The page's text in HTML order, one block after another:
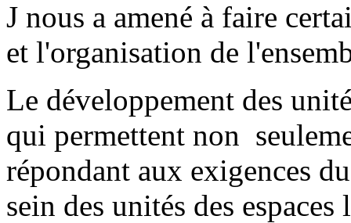
J nous a amené à faire
et l'organisation de
Le développement des
qui permettent non
répondant aux exigences
sein des unités des